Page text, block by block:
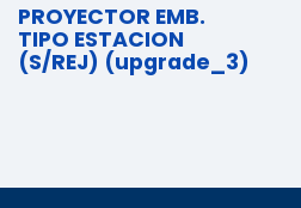
PROYECTOR EMB.
TIPO ESTACION
(S/REJ) (upgrade_3)